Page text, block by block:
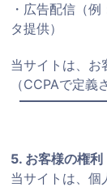
・広告配信（
タ提供）
当サイトは、お
（CCPAで定義
5. お客様の権利
当サイトは、個